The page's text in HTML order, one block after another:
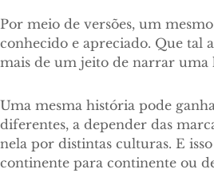
Por meio de versões, um
conhecido e apreciado. Que tal
mais de um jeito de narrar uma
Uma mesma história pode
diferentes, a depender das
nela por distintas culturas. E
continente para continente ou